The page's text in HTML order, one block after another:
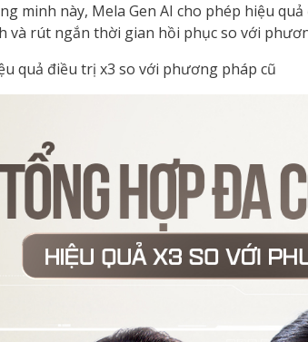
minh này, Mela Gen AI cho phép hiệu
và rút ngắn thời gian hồi phục so với
quả điều trị x3 so với phương pháp cũ